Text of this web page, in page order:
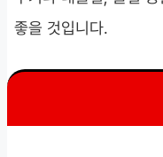
좋을 것입니다.